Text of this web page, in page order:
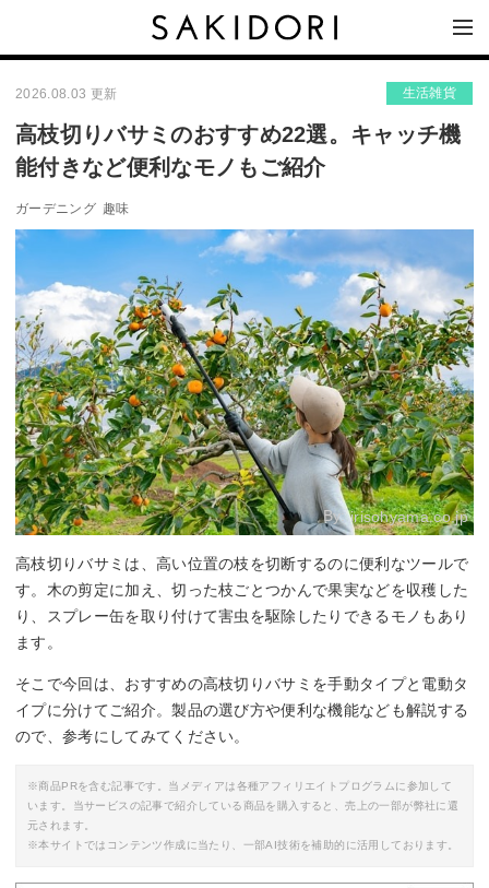
2026.08.03 更新 生活雑貨
高枝切りバサミのおすすめ22選。キャッチ機
能付きなど便利なモノもご紹介
ガーデニング 趣味
By:irisohyama.co.jp
高枝切りバサミは、高い位置の枝を切断するのに便利なツールで
す。木の剪定に加え、切った枝ごとつかんで果実などを収穫した
り、スプレー缶を取り付けて害虫を駆除したりできるモノもあり
ます。
そこで今回は、おすすめの高枝切りバサミを手動タイプと電動タ
イプに分けてご紹介。製品の選び方や便利な機能なども解説する
ので、参考にしてみてください。
※商品PRを含む記事です。当メディアは各種アフィリエイトプログラムに参加して
います。当サービスの記事で紹介している商品を購入すると、売上の一部が弊社に還
元されます。
※本サイトではコンテンツ作成に当たり、一部AI技術を補助的に活用しております。